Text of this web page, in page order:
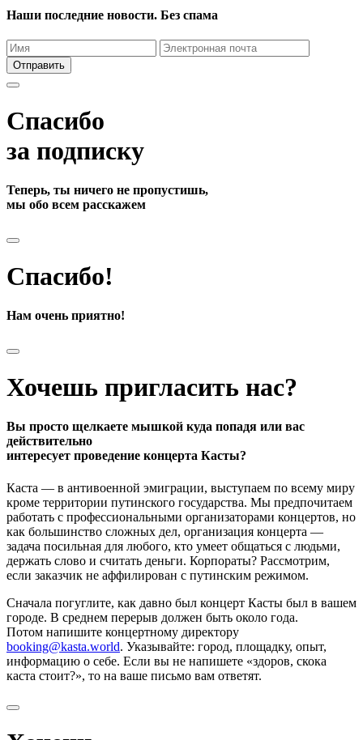
Наши последние новости. Без спама
Отправить
Спасибо
за подписку
Теперь, ты ничего не пропустишь,
мы обо всем расскажем
Спасибо!
Нам очень приятно!
Хочешь пригласить нас?
Вы просто щелкаете мышкой куда попадя или вас
действительно
интересует проведение концерта Касты?
Каста — в антивоенной эмиграции, выступаем по всему миру
кроме территории путинского государства. Мы предпочитаем
работать с профессиональными организаторами концертов, но
как большинство сложных дел, организация концерта —
задача посильная для любого, кто умеет общаться с людьми,
держать слово и считать деньги. Корпораты? Рассмотрим,
если заказчик не аффилирован с путинским режимом.
Сначала погуглите, как давно был концерт Касты был в вашем
городе. В среднем перерыв должен быть около года.
Потом напишите концертному директору
booking@kasta.world. Указывайте: город, площадку, опыт,
информацию о себе. Если вы не напишете «здоров, скока
каста стоит?», то на ваше письмо вам ответят.